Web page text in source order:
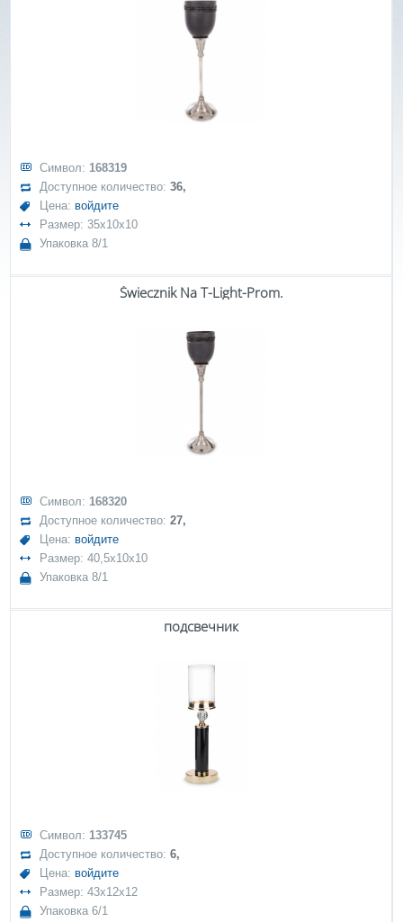
Символ: 168319
Доступное количество:36,
Цена: войдите
Размер: 35x10x10
Упаковка 8/1
Świecznik Na T-Light-Prom.
Символ: 168320
Доступное количество:27,
Цена: войдите
Размер: 40,5x10x10
Упаковка 8/1
подсвечник
Символ: 133745
Доступное количество:6,
Цена: войдите
Размер: 43x12x12
Упаковка 6/1